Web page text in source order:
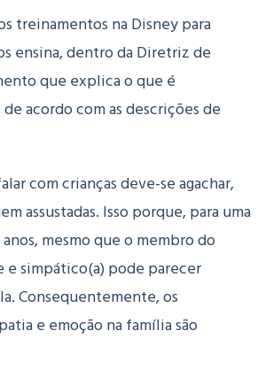
treinamentos na Disney para
ensina, dentro da Diretriz de
que explica o que é
acordo com as descrições de
com crianças deve-se agachar,
assustadas. Isso porque, para uma
mesmo que o membro do
e simpático(a) pode parecer
Consequentemente, os
e emoção na família são